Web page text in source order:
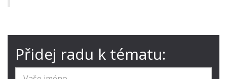
Přidej radu k tématu: